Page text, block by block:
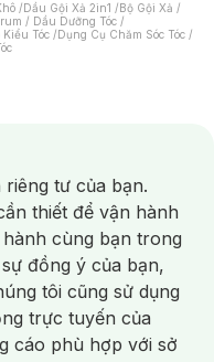
/Dầu Gội Xả 2in1 /Bộ Gội Xả /
/ Dầu Dưỡng Tóc /
Kiểu Tóc /Dụng Cụ Chăm Sóc Tóc /
Hơi /Nước Rửa Tay/
/Bàn Chải Điện/
/ Nước Súc Miệng/
Vệ Sinh/Dưỡng Vùng Kín/
/Bọt Cạo Râu /Dao Cạo Râu/
Lão Hóa/ Da Mụn/
/ Tàn Nhang
Rửa Mặt Máy Chăm Sóc Da
tư của bạn.
thiết để vận hành
cùng bạn trong
đồng ý của bạn,
tôi cũng sử dụng
trực tuyến của
cáo phù hợp với sở